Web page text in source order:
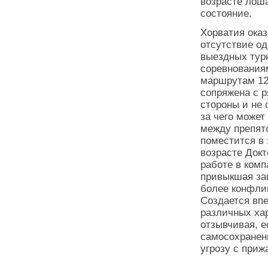
состояние.
Хорватия
отсутствие
выездных
маршрутам
сопряжена с
стороны и не
за чего
между
поместится
возрасте
работе в
привыкшая
более
Создается
различных
отзывчивая,
угрозу с